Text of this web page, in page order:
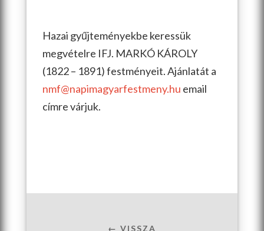
Hazai gyűjteményekbe keressük
megvételre IFJ. MARKÓ KÁROLY
(1822 – 1891) festményeit. Ajánlatát a
nmf@napimagyarfestmeny.hu email
címre várjuk.
← VISSZA